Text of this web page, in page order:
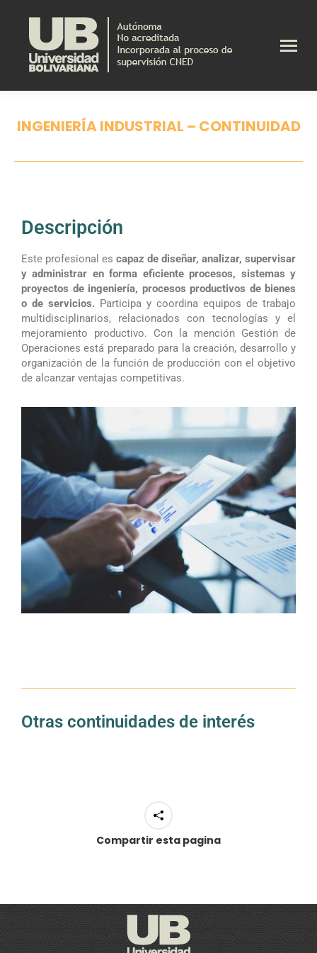
INGENIERÍA INDUSTRIAL – CONTINUIDAD
Descripción
Este profesional es capaz de diseñar, analizar, supervisar
y administrar en forma eficiente procesos, sistemas y
proyectos de ingeniería, procesos productivos de bienes
o de servicios. Participa y coordina equipos de trabajo
multidisciplinarios, relacionados con tecnologías y el
mejoramiento productivo. Con la mención Gestión de
Operaciones está preparado para la creación, desarrollo y
organización de la función de producción con el objetivo
de alcanzar ventajas competitivas.
Otras continuidades de interés
Compartir esta pagina